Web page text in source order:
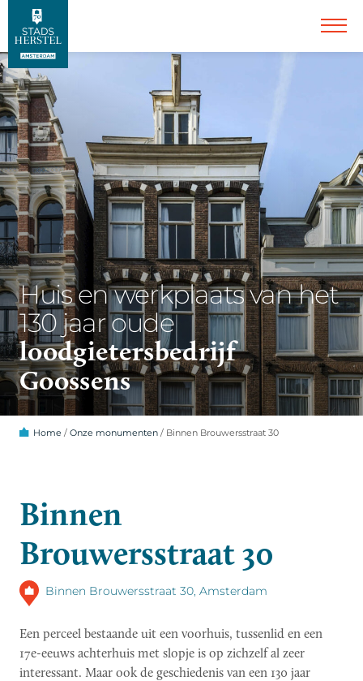
Huis en werkplaats van het
130 jaar oude
loodgietersbedrijf
Goossens
Home /Onze monumenten / Binnen Brouwersstraat 30
Binnen
Brouwersstraat 30
Binnen Brouwersstraat 30, Amsterdam
Een perceel bestaande uit een voorhuis, tussenlid en een
17e-eeuws achterhuis met slopje is op zichzelf al zeer
interessant. Maar ook de geschiedenis van een 130 jaar